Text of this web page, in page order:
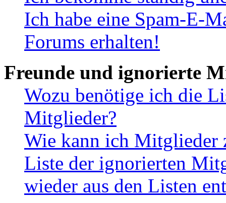
Ich habe eine Spam-E-
Forums erhalten!
Freunde und ignorierte
Wozu benötige ich die
Mitglieder?
Wie kann ich Mitglieder
Liste der ignorierten
wieder aus den Listen